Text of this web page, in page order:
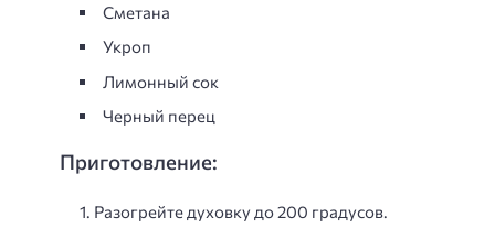
Сметана
Укроп
Лимонный сок
Черный перец
Приготовление:
Разогрейте духовку до 200 градусов.